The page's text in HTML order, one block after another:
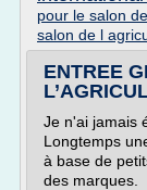
pour le salon
salon de l
ENTREE
Je n'ai jamais
Longtemps
à base de
des marques.